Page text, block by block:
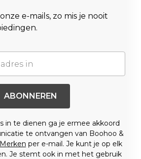
e-mails, zo mis je nooit
ABONNEREN
in te dienen ga je ermee akkoord
te ontvangen van Boohoo &
per e-mail. Je kunt je op elk
Je stemt ook in met het gebruik